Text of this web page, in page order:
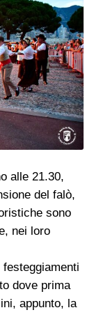
alle 21.30,
del falò,
sono
nei loro
festeggiamenti
dove prima
appunto, la